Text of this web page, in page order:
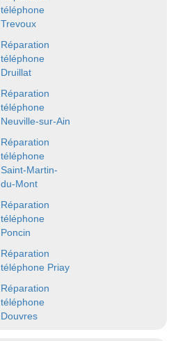
téléphone
Trevoux
Réparation
téléphone
Druillat
Réparation
téléphone
Neuville-sur-Ain
Réparation
téléphone
Saint-Martin-
du-Mont
Réparation
téléphone
Poncin
Réparation
téléphone Priay
Réparation
téléphone
Douvres